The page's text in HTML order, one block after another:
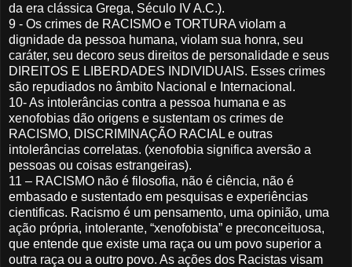
da era clássica Grega, Século IV A.C.).
9 - Os crimes de RACISMO e TORTURA violam a
dignidade da pessoa humana, violam sua honra, seu
caráter, seu decoro seus direitos de personalidade e seus
DIREITOS E LIBERDADES INDIVIDUAIS. Esses crimes
são repudiados no âmbito Nacional e Internacional.
10- As intolerâncias contra a pessoa humana e as
xenofobias dão origens e sustentam os crimes de
RACISMO, DISCRIMINAÇÃO RACIAL e outras
intolerâncias correlatas. (xenofobia significa aversão a
pessoas ou coisas estrangeiras).
11 – RACISMO não é filosofia, não é ciência, não é
embasado e sustentado em pesquisas e experiências
cientificas. Racismo é um pensamento, uma opinião, uma
ação própria, intolerante, “xenofobista” e preconceituosa,
que entende que existe uma raça ou um povo superior a
outra raça ou a outro povo. As ações dos Racistas visam